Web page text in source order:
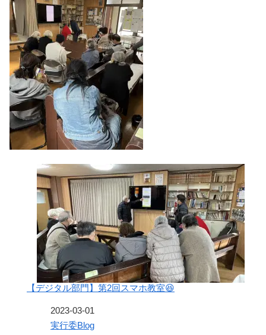
【デジタル部門】第2回スマホ教室😆
2023-03-01
関連理由実行委Blog